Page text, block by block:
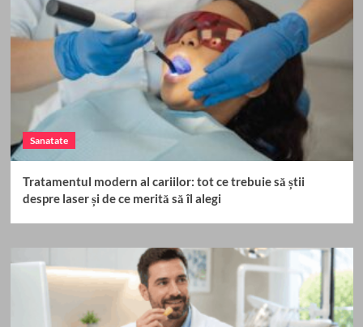
Sanatate
Tratamentul modern al cariilor: tot ce trebuie să știi
despre laser și de ce merită să îl alegi